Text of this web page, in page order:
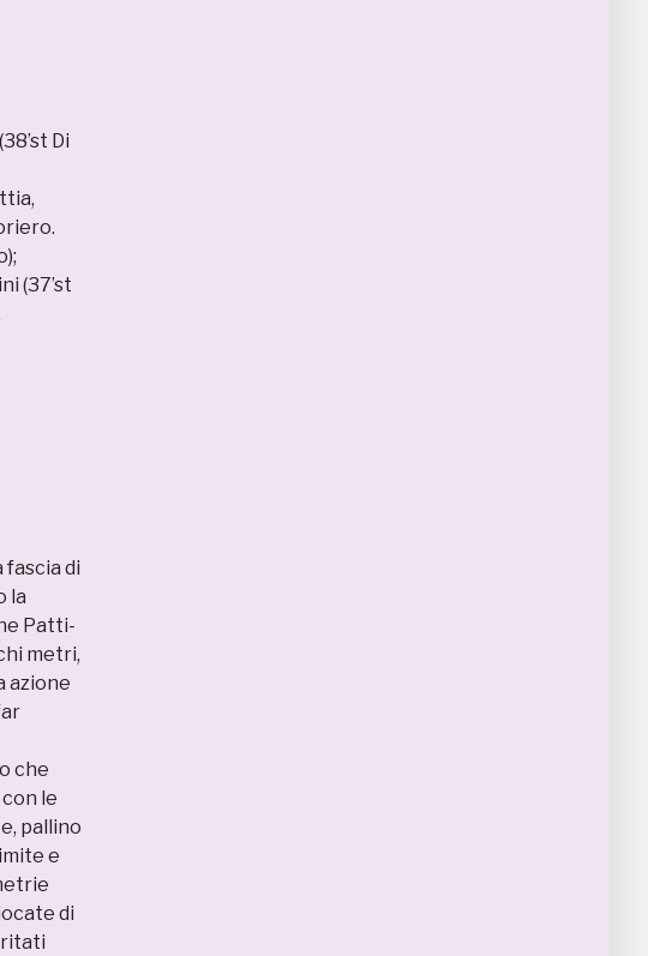
Di
(37’st
fascia di
la
Patti-
metri,
azione
che
le
pallino
e
di